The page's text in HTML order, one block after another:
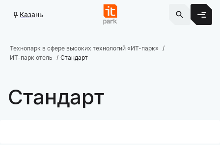
Казань
Технопарк в сфере высоких технологий «ИТ-парк»
ИТ-парк отель
Стандарт
Стандарт